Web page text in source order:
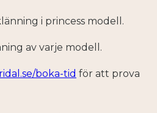
i princess modell.
av varje modell.
boka-tid för att prova